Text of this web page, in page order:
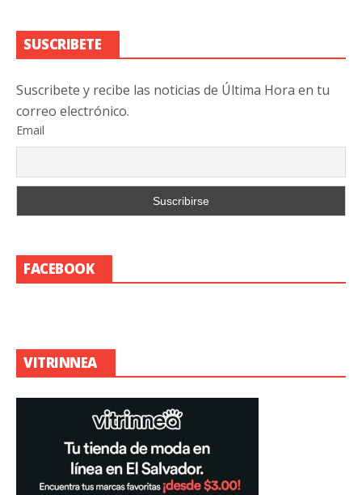
SUSCRIBETE
Suscribete y recibe las noticias de Última Hora en tu
correo electrónico.
Email
FACEBOOK
VITRINNEA